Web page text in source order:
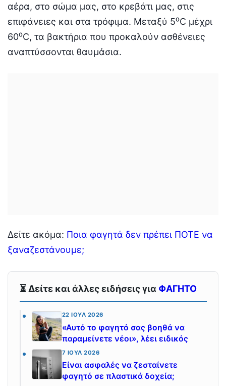
αέρα, στο σώμα μας, στο κρεβάτι μας, στις
επιφάνειες και στα τρόφιμα. Μεταξύ 5⁰C μέχρι
60⁰C, τα βακτήρια που προκαλούν ασθένειες
αναπτύσσονται θαυμάσια.
Δείτε ακόμα: Ποια φαγητά δεν πρέπει ΠΟΤΕ να
ξαναζεστάνουμε;
⏳ Δείτε και άλλες ειδήσεις για ΦΑΓΗΤΟ
22 ΙΟΎΛ 2026
«Αυτό το φαγητό σας βοηθά να
παραμείνετε νέοι», λέει ειδικός
7 ΙΟΎΛ 2026
Είναι ασφαλές να ζεσταίνετε
φαγητό σε πλαστικά δοχεία;